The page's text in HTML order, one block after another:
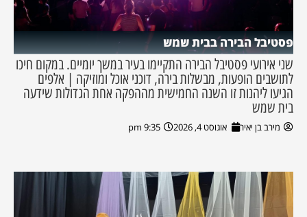
פסטיבל הבירה בבית שמש
שני אירועי פסטיבל הבירה התקיימו בעיר במשך יומיים. במקום חיכו
לתושבים הופעות, מבשלות בירה, דוכני אוכל ומוזיקה | אלפים
הגיעו ליהנות זו השנה החמישית מההפקה אחת הגדולות שידעה
בית שמש
מירב בן יאיר אוגוסט 4, 2026 9:35 pm